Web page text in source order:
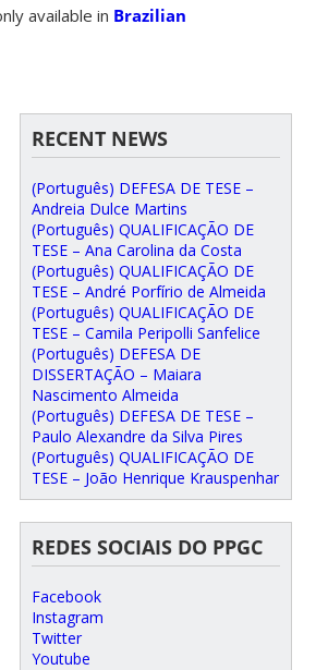
available in Brazilian
RECENT NEWS
(Português) DEFESA DE TESE –
Andreia Dulce Martins
(Português) QUALIFICAÇÃO DE
TESE – Ana Carolina da Costa
(Português) QUALIFICAÇÃO DE
TESE – André Porfírio de Almeida
(Português) QUALIFICAÇÃO DE
TESE – Camila Peripolli Sanfelice
(Português) DEFESA DE
DISSERTAÇÃO – Maiara
Nascimento Almeida
(Português) DEFESA DE TESE –
Paulo Alexandre da Silva Pires
(Português) QUALIFICAÇÃO DE
TESE – João Henrique Krauspenhar
REDES SOCIAIS DO PPGC
Facebook
Instagram
Twitter
Youtube